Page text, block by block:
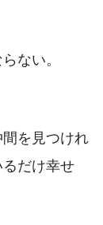
ない。
を見つけれ
だけ幸せ